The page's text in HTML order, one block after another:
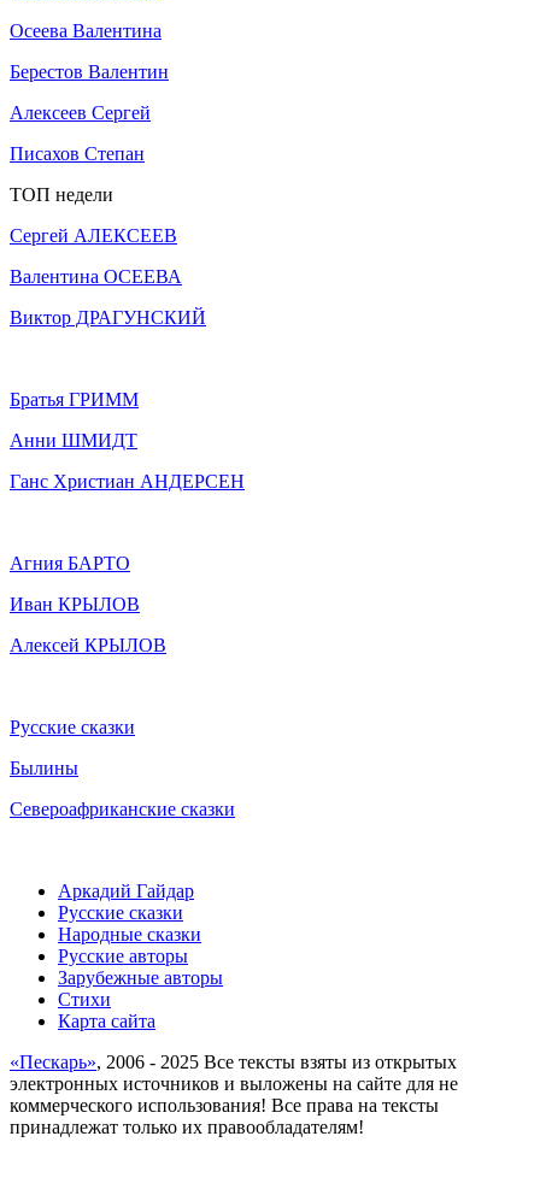
Осеева Валентина
Берестов Валентин
Алексеев Сергей
Писахов Степан
ТОП недели
Сергей АЛЕКСЕЕВ
Валентина ОСЕЕВА
Виктор ДРАГУНСКИЙ
Братья ГРИММ
Анни ШМИДТ
Ганс Христиан АНДЕРСЕН
Агния БАРТО
Иван КРЫЛОВ
Алексей КРЫЛОВ
Русские сказки
Былины
Североафриканские сказки
Аркадий Гайдар
Русские сказки
Народные сказки
Русские авторы
Зарубежные авторы
Стихи
Карта сайта
«Пескарь», 2006 - 2025 Все тексты взяты из открытых
электронных источников и выложены на сайте для не
коммерческого использования! Все права на тексты
принадлежат только их правообладателям!